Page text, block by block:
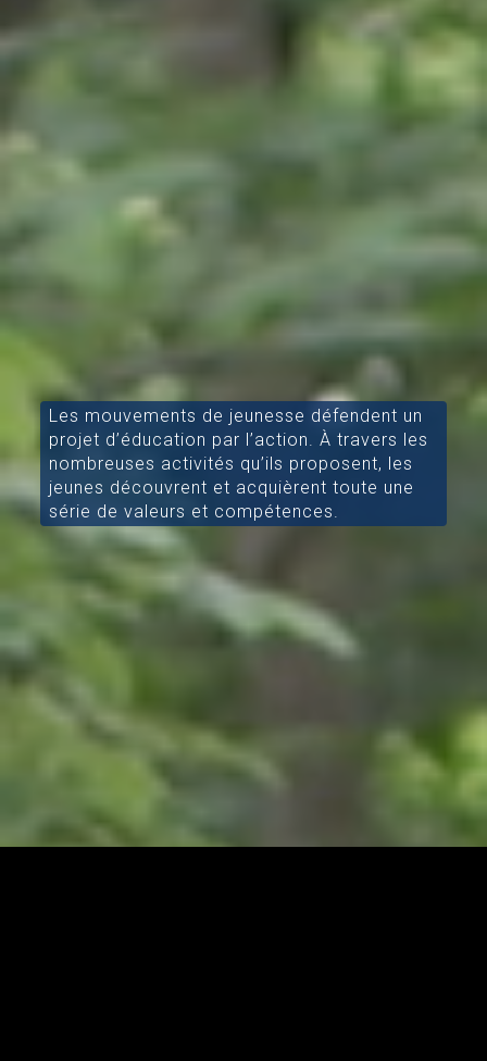
Les mouvements de jeunesse défendent un
projet d’éducation par l’action. À travers les
nombreuses activités qu’ils proposent, les
jeunes découvrent et acquièrent toute une
série de valeurs et compétences.